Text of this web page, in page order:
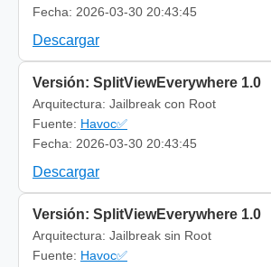
Fecha: 2026-03-30 20:43:45
Descargar
Versión: SplitViewEverywhere 1.0
Arquitectura: Jailbreak con Root
Fuente: Havoc✅
Fecha: 2026-03-30 20:43:45
Descargar
Versión: SplitViewEverywhere 1.0
Arquitectura: Jailbreak sin Root
Fuente: Havoc✅